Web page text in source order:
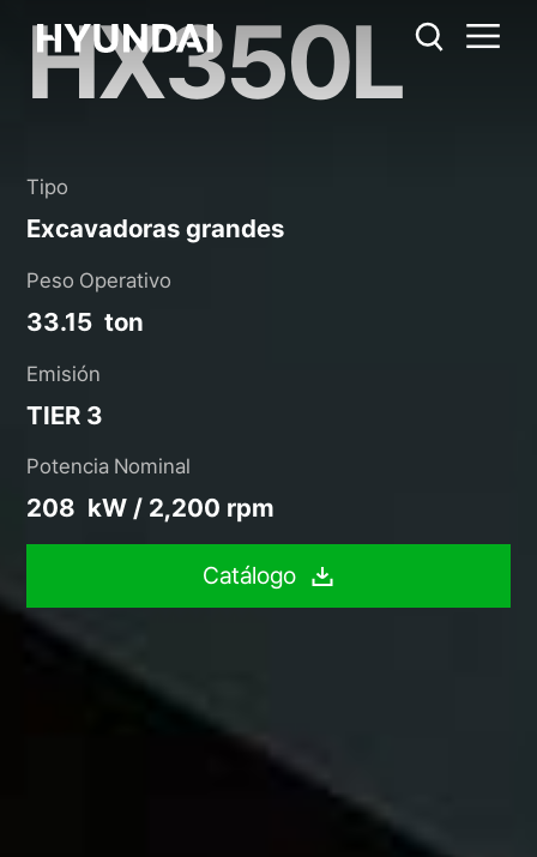
HX350L Regla métrica EE.UU.
HX350L
Tipo
Excavadoras grandes
Peso Operativo
33.15 ton
Emisión
TIER 3
Potencia Nominal
208 kW / 2,200 rpm
Catálogo